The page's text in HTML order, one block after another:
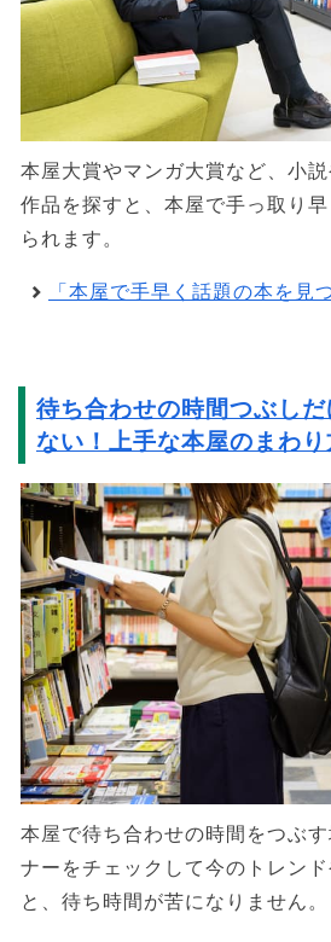
本屋大賞やマンガ大賞など、小
作品を探すと、本屋で手っ取り
られます。
「本屋で手早く話題の本を見
待ち合わせの時間つぶし
ない！上手な本屋のまわり
本屋で待ち合わせの時間をつぶ
ナーをチェックして今のトレン
と、待ち時間が苦になりません。